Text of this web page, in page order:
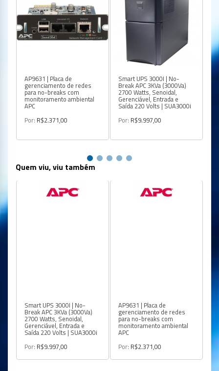
AP9631 | Placa de
gerenciamento de redes
para no-breaks com
monitoramento ambiental
APC
Por: R$2.371,00
Smart UPS 3000I | No-
Break APC 3KVa (3000Va)
2700 Watts, Senoidal,
Gerenciável, Entrada e
Saída 220 Volts | SUA3000i
Por: R$9.997,00
Quem viu, viu também
Smart UPS 3000I | No-
Break APC 3KVa (3000Va)
2700 Watts, Senoidal,
Gerenciável, Entrada e
Saída 220 Volts | SUA3000i
Por: R$9.997,00
AP9631 | Placa de
gerenciamento de redes
para no-breaks com
monitoramento ambiental
APC
Por: R$2.371,00